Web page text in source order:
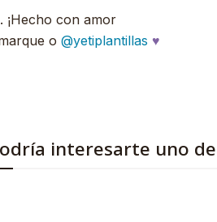
¡Hecho con amor
o @yetiplantillas ♥
interesarte uno